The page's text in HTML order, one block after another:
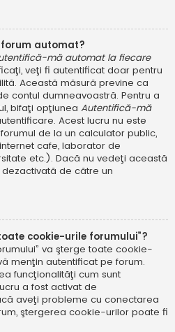
automat?
mă automat la fiecare
veţi fi autentificat doar pentru
Această măsură previne ca
contul dumneavoastră. Pentru a
bifaţi opţiunea Autentifică-mă
Acest lucru nu este
de la un calculator public,
cafe, laborator de
etc.). Dacă nu vedeţi această
de către un
cookie-urile forumului”?
va şterge toate cookie-
menţin autentificat pe forum.
funcţionalităţi cum sunt
a fost activat de
aveţi probleme cu conectarea
ştergerea cookie-urilor poate fi